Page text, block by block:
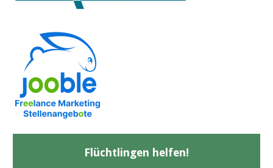
Flüchtlingen helfen!